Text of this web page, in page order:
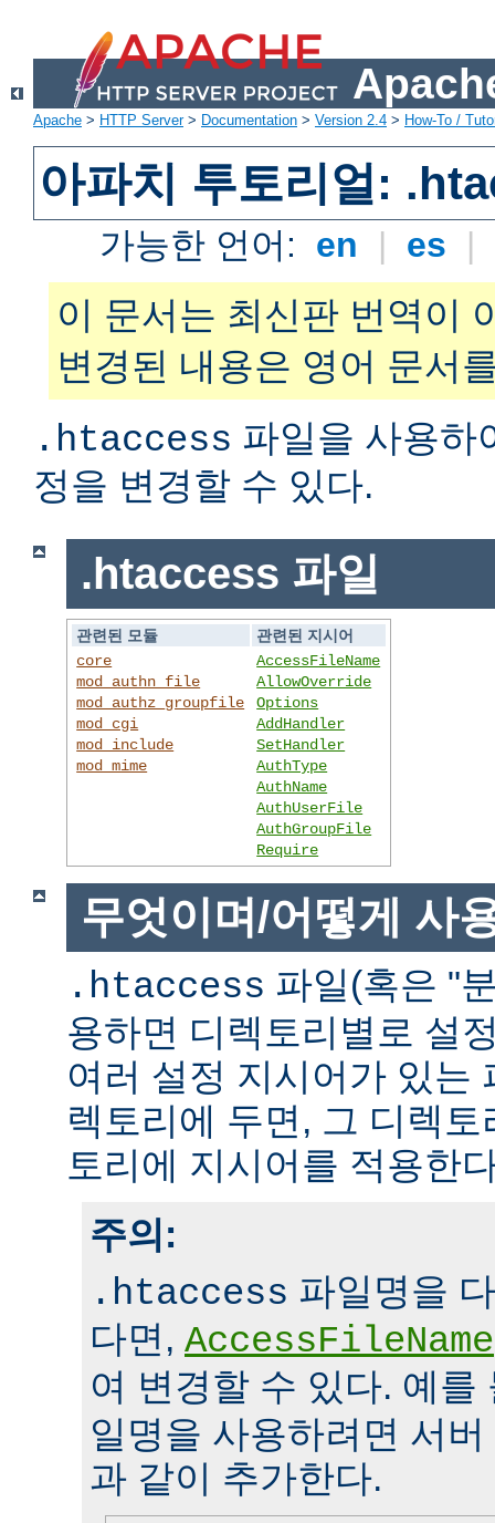
Apache > HTTP Server> Documentation > Version 2.4 > How-To /
아파치 투토리얼:
가능한 언어: en | es |
이 문서는 최신판 번역이
변경된 내용은 영어 문서
.htaccess 파일을 사용하
정을 변경할 수 있다.
.htaccess 파일
관련된 모듈
관련된 지시어
core
mod_authn_file
mod_authz_groupfile
mod_cgi
mod_include
mod_mime
AccessFileName
AllowOverride
Options
AddHandler
SetHandler
AuthType
AuthName
AuthUserFile
AuthGroupFile
Require
무엇이며/어떻게 사
.htaccess 파일(혹은 "
용하면 디렉토리별로 설
여러 설정 지시어가 있는
렉토리에 두면, 그 디렉
토리에 지시어를 적용한
주의:
.htaccess 파일명을
다면, AccessFileName
여 변경할 수 있다. 예
일명을 사용하려면 서
과 같이 추가한다.